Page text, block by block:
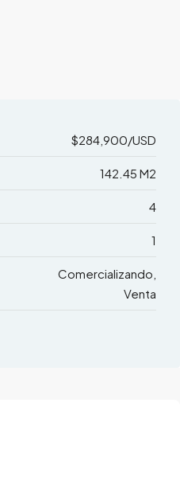
$284,900/USD
142.45 M2
4
1
Comercializando,
Venta